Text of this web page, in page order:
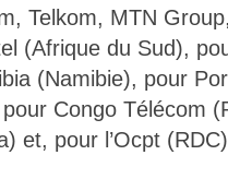
Telkom, MTN
(Afrique du Sud),
(Namibie), pour
Congo Télécom
et, pour l’Ocpt